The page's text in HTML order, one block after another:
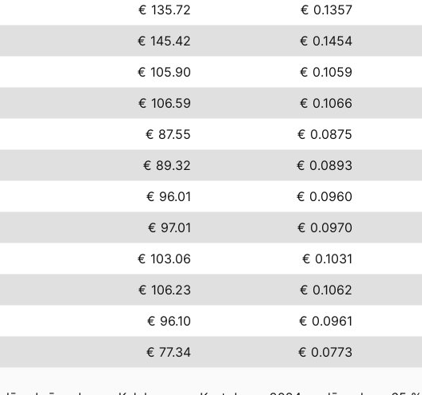
€ 135.72 € 0.1357
€ 145.42 € 0.1454
€ 105.90 € 0.1059
€ 106.59 € 0.1066
€ 87.55 € 0.0875
€ 89.32 € 0.0893
€ 96.01 € 0.0960
€ 97.01 € 0.0970
€ 103.06 € 0.1031
€ 106.23 € 0.1062
€ 96.10 € 0.0961
€ 77.34 € 0.0773